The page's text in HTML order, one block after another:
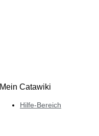
Mein Catawiki
Hilfe-Bereich